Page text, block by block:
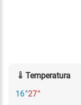
Temperatura
16°27°